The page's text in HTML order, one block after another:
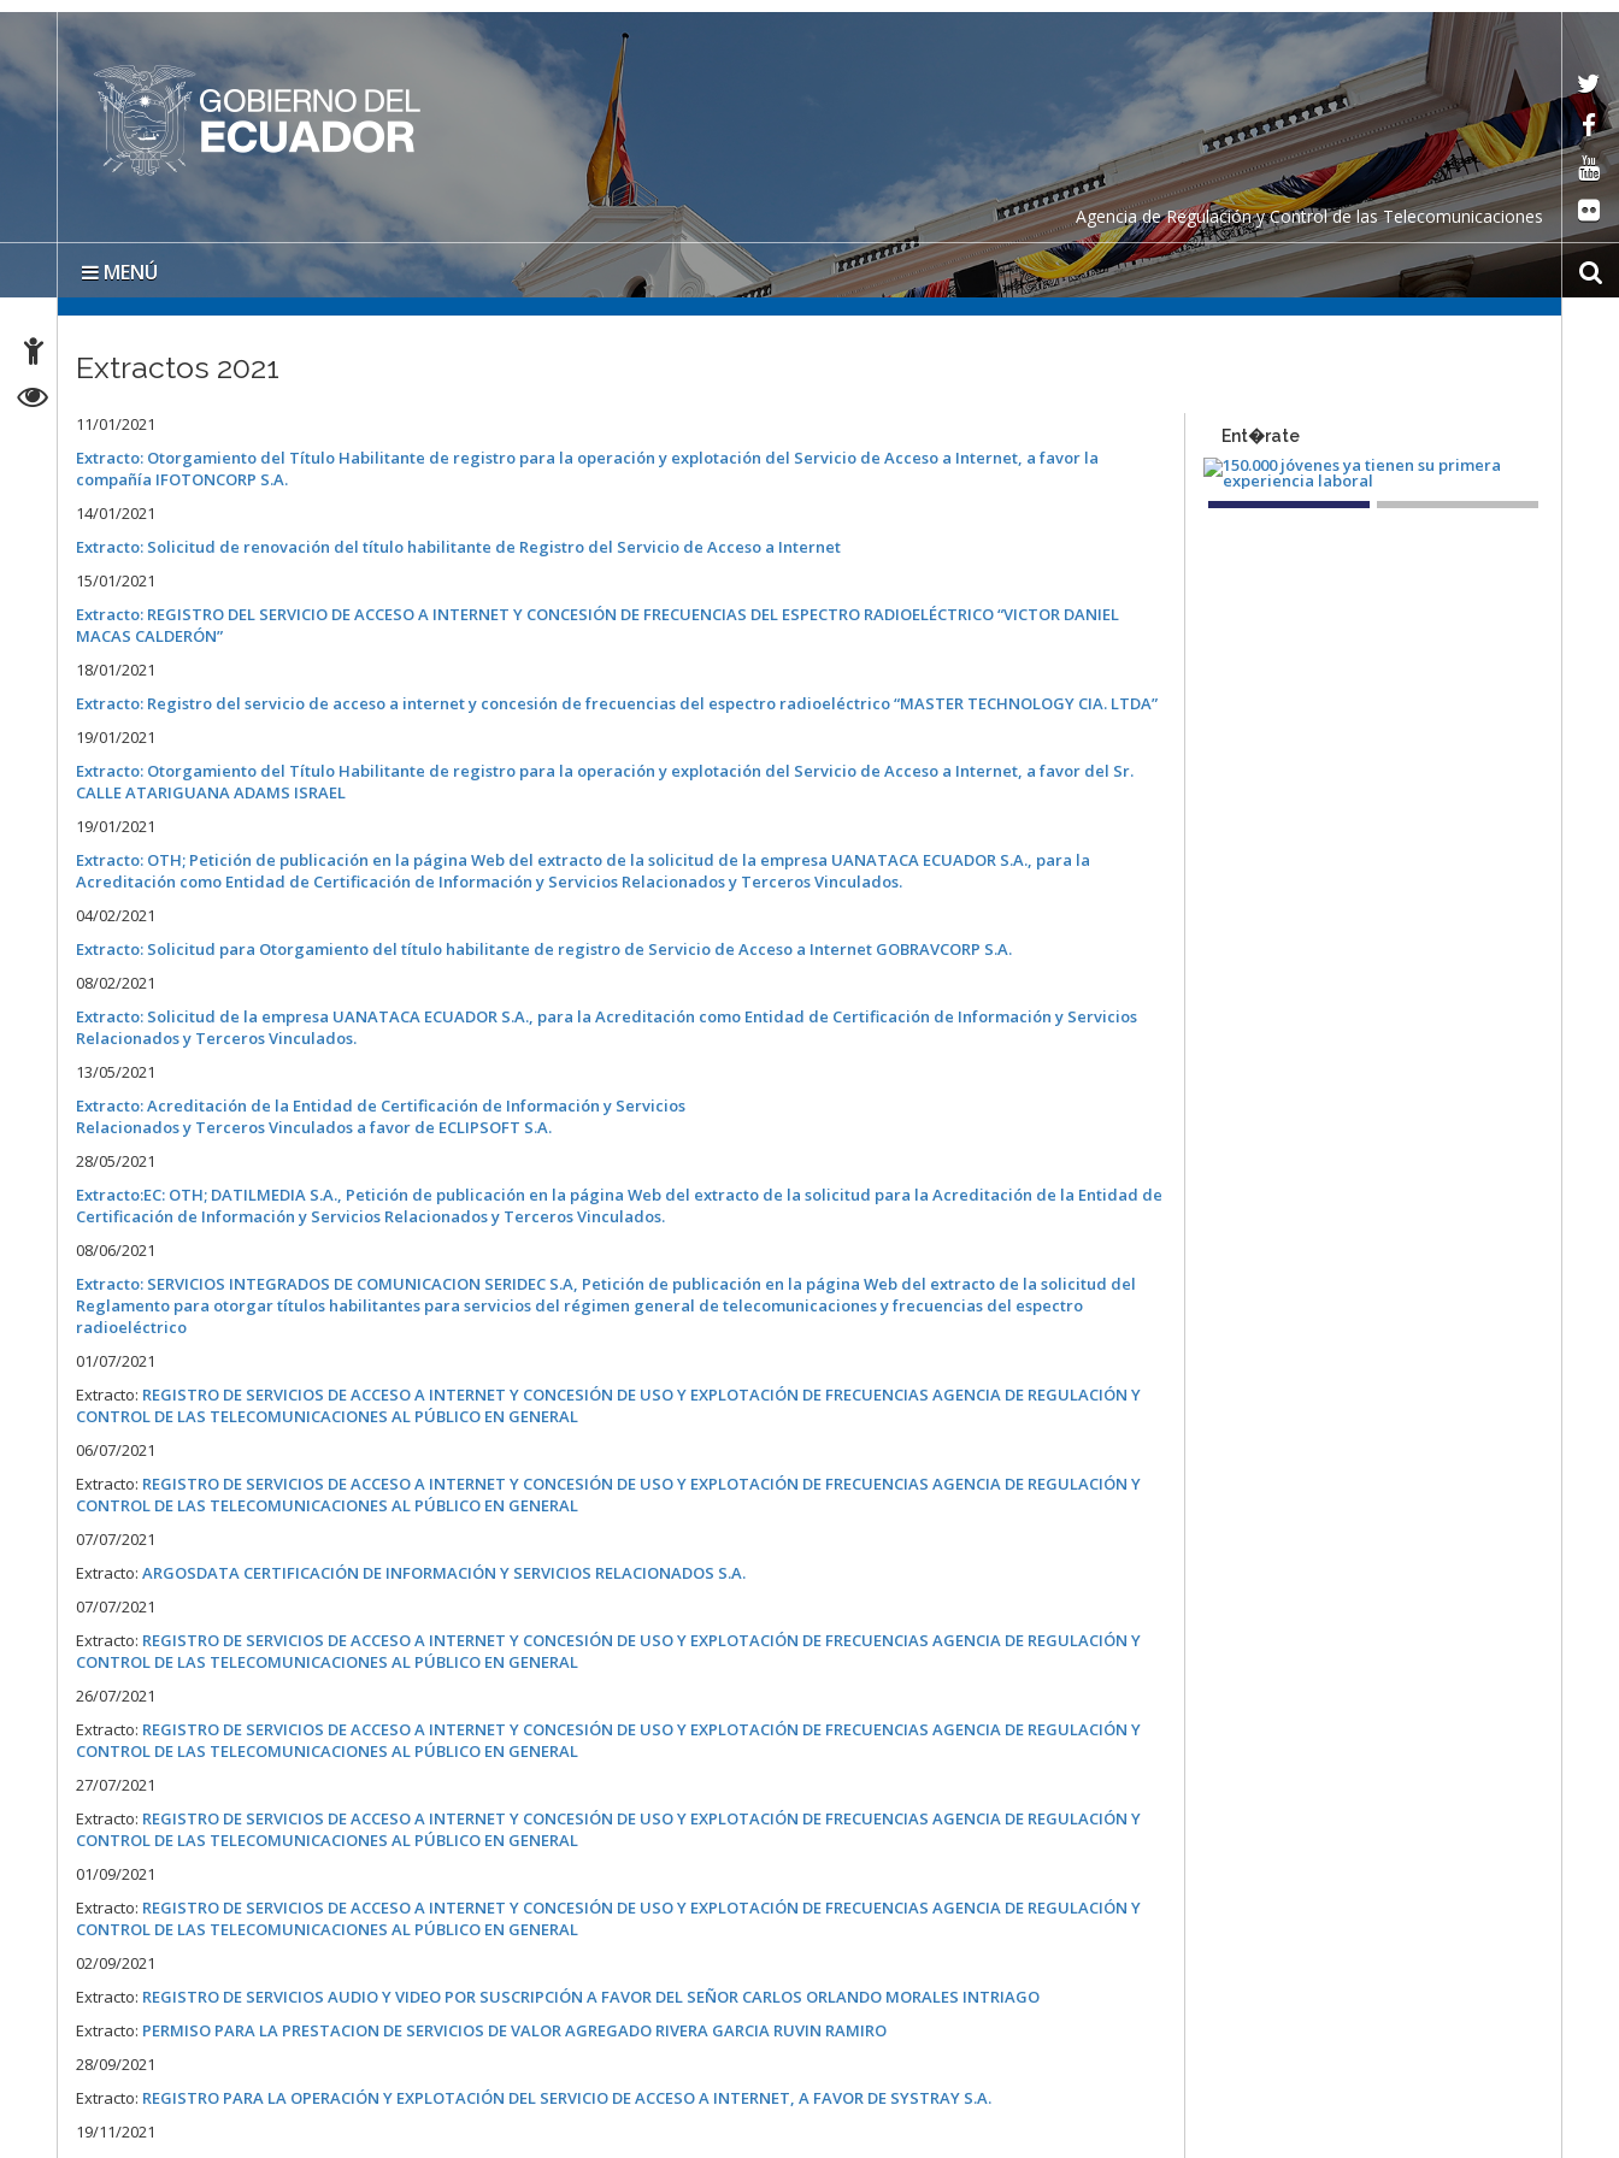
Agencia de Regulación y Control de las Telecomunicaciones
MENÚ
Extractos 2021
11/01/2021
Extracto: Otorgamiento del Título Habilitante de registro para la operación y explotación del Servicio de Acceso a Internet, a favor la
compañía IFOTONCORP S.A.
14/01/2021
Extracto: Solicitud de renovación del título habilitante de Registro del Servicio de Acceso a Internet
15/01/2021
Extracto: REGISTRO DEL SERVICIO DE ACCESO A INTERNET Y CONCESIÓN DE FRECUENCIAS DEL ESPECTRO RADIOELÉCTRICO “VICTOR DANIEL
MACAS CALDERÓN”
18/01/2021
Extracto: Registro del servicio de acceso a internet y concesión de frecuencias del espectro radioeléctrico “MASTER TECHNOLOGY CIA. LTDA”
19/01/2021
Extracto: Otorgamiento del Título Habilitante de registro para la operación y explotación del Servicio de Acceso a Internet, a favor del Sr.
CALLE ATARIGUANA ADAMS ISRAEL
19/01/2021
Extracto: OTH; Petición de publicación en la página Web del extracto de la solicitud de la empresa UANATACA ECUADOR S.A., para la
Acreditación como Entidad de Certificación de Información y Servicios Relacionados y Terceros Vinculados.
04/02/2021
Extracto: Solicitud para Otorgamiento del título habilitante de registro de Servicio de Acceso a Internet GOBRAVCORP S.A.
08/02/2021
Extracto: Solicitud de la empresa UANATACA ECUADOR S.A., para la Acreditación como Entidad de Certificación de Información y Servicios
Relacionados y Terceros Vinculados.
13/05/2021
Extracto: Acreditación de la Entidad de Certificación de Información y Servicios
Relacionados y Terceros Vinculados a favor de ECLIPSOFT S.A.
28/05/2021
Extracto:EC: OTH; DATILMEDIA S.A., Petición de publicación en la página Web del extracto de la solicitud para la Acreditación de la Entidad de
Certificación de Información y Servicios Relacionados y Terceros Vinculados.
08/06/2021
Extracto: SERVICIOS INTEGRADOS DE COMUNICACION SERIDEC S.A, Petición de publicación en la página Web del extracto de la solicitud del
Reglamento para otorgar títulos habilitantes para servicios del régimen general de telecomunicaciones y frecuencias del espectro
radioeléctrico
01/07/2021
Extracto: REGISTRO DE SERVICIOS DE ACCESO A INTERNET Y CONCESIÓN DE USO Y EXPLOTACIÓN DE FRECUENCIAS AGENCIA DE REGULACIÓN Y
CONTROL DE LAS TELECOMUNICACIONES AL PÚBLICO EN GENERAL
06/07/2021
Extracto: REGISTRO DE SERVICIOS DE ACCESO A INTERNET Y CONCESIÓN DE USO Y EXPLOTACIÓN DE FRECUENCIAS AGENCIA DE REGULACIÓN Y
CONTROL DE LAS TELECOMUNICACIONES AL PÚBLICO EN GENERAL
07/07/2021
Extracto:ARGOSDATA CERTIFICACIÓN DE INFORMACIÓN Y SERVICIOS RELACIONADOS S.A.
07/07/2021
Extracto: REGISTRO DE SERVICIOS DE ACCESO A INTERNET Y CONCESIÓN DE USO Y EXPLOTACIÓN DE FRECUENCIAS AGENCIA DE REGULACIÓN Y
CONTROL DE LAS TELECOMUNICACIONES AL PÚBLICO EN GENERAL
26/07/2021
Extracto: REGISTRO DE SERVICIOS DE ACCESO A INTERNET Y CONCESIÓN DE USO Y EXPLOTACIÓN DE FRECUENCIAS AGENCIA DE REGULACIÓN Y
CONTROL DE LAS TELECOMUNICACIONES AL PÚBLICO EN GENERAL
27/07/2021
Extracto: REGISTRO DE SERVICIOS DE ACCESO A INTERNET Y CONCESIÓN DE USO Y EXPLOTACIÓN DE FRECUENCIAS AGENCIA DE REGULACIÓN Y
CONTROL DE LAS TELECOMUNICACIONES AL PÚBLICO EN GENERAL
01/09/2021
Extracto: REGISTRO DE SERVICIOS DE ACCESO A INTERNET Y CONCESIÓN DE USO Y EXPLOTACIÓN DE FRECUENCIAS AGENCIA DE REGULACIÓN Y
CONTROL DE LAS TELECOMUNICACIONES AL PÚBLICO EN GENERAL
02/09/2021
Extracto: REGISTRO DE SERVICIOS AUDIO Y VIDEO POR SUSCRIPCIÓN A FAVOR DEL SEÑOR CARLOS ORLANDO MORALES INTRIAGO
Extracto: PERMISO PARA LA PRESTACION DE SERVICIOS DE VALOR AGREGADO RIVERA GARCIA RUVIN RAMIRO
28/09/2021
Extracto: REGISTRO PARA LA OPERACIÓN Y EXPLOTACIÓN DEL SERVICIO DE ACCESO A INTERNET, A FAVOR DE SYSTRAY S.A.
19/11/2021
Ent�rate